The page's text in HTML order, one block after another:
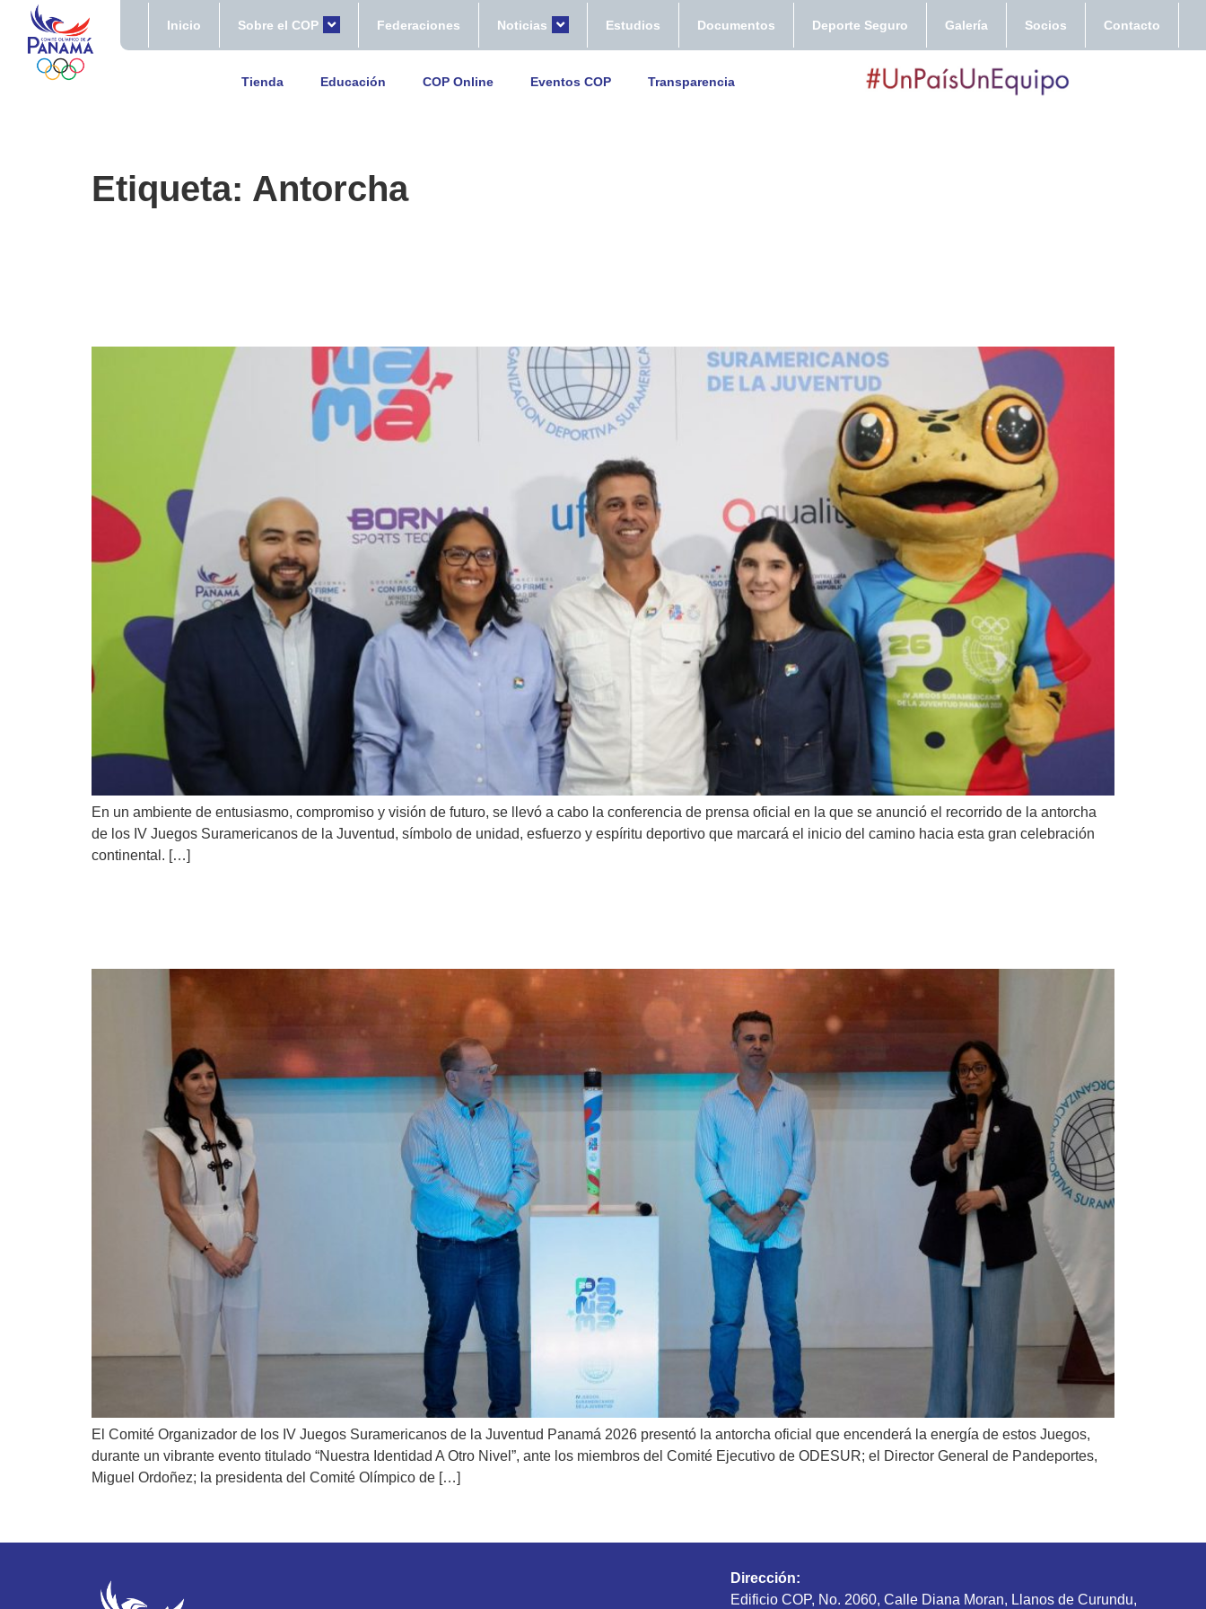
Inicio Sobre el COP Federaciones Noticias Estudios Documentos Deporte Seguro Galería Socios Contacto
Tienda Educación COP Online Eventos COP Transparencia
Etiqueta: Antorcha
En un ambiente de entusiasmo, compromiso y visión de futuro, se llevó a cabo la conferencia de prensa oficial en la que se anunció el recorrido de la antorcha
de los IV Juegos Suramericanos de la Juventud, símbolo de unidad, esfuerzo y espíritu deportivo que marcará el inicio del camino hacia esta gran celebración
continental. […]
El Comité Organizador de los IV Juegos Suramericanos de la Juventud Panamá 2026 presentó la antorcha oficial que encenderá la energía de estos Juegos,
durante un vibrante evento titulado “Nuestra Identidad A Otro Nivel”, ante los miembros del Comité Ejecutivo de ODESUR; el Director General de Pandeportes,
Miguel Ordoñez; la presidenta del Comité Olímpico de […]
Dirección:
Edificio COP, No. 2060, Calle Diana Moran, Llanos de Curundu,